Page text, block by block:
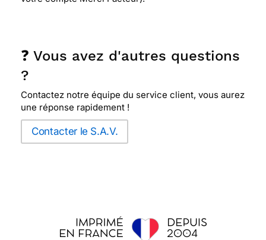
❓ Vous avez d'autres questions
?
Contactez notre équipe du service client, vous aurez
une réponse rapidement !
Contacter le S.A.V.